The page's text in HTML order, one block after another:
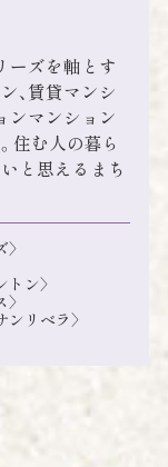
ーズを軸とす
、賃貸マンシ
ンマンション
住む人の暮ら
と思えるまち
ン〉
ンリベラ〉